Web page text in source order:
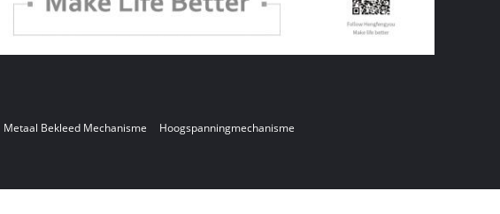
Metaal Bekleed Mechanisme Hoogspanningmechanisme